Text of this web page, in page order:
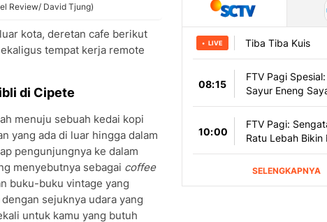
Review/ David Tjung)
kota, deretan cafe berikut
tempat kerja remote
di Cipete
menuju sebuah kedai kopi
yang ada di luar hingga dalam
pengunjungnya ke dalam
menyebutnya sebagai coffee
buku-buku vintage yang
sejuknya udara yang
untuk kamu yang butuh